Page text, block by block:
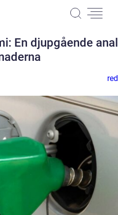
En djupgående